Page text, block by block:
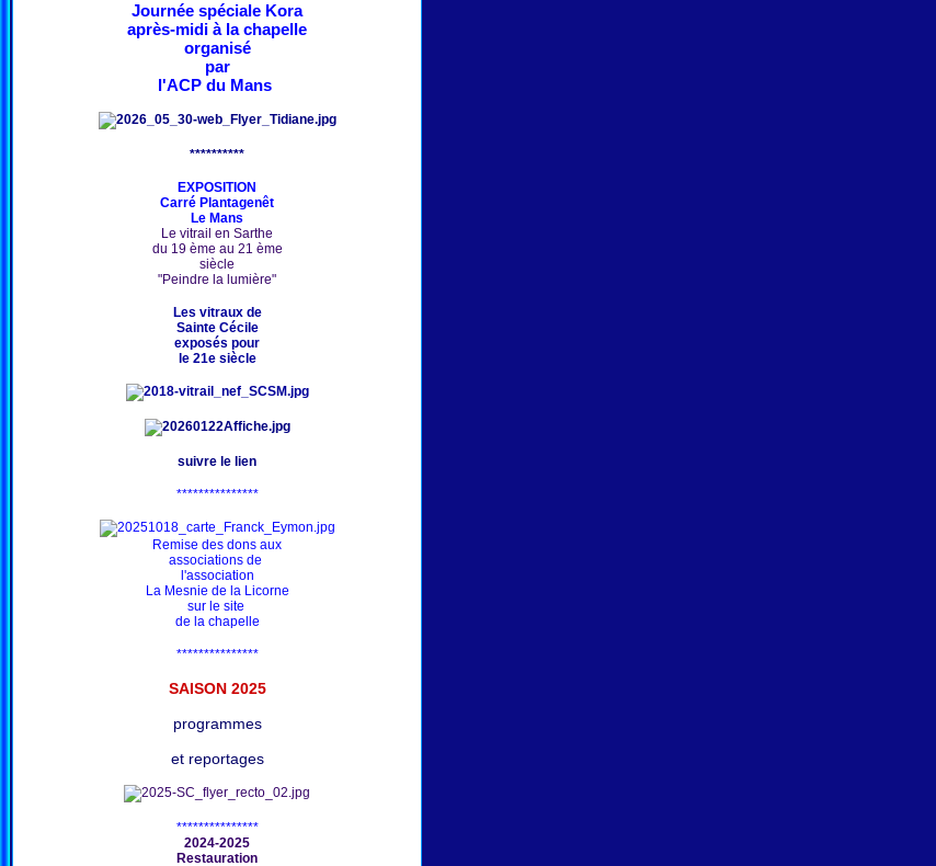
Journée spéciale Kora
après-midi à la chapelle
organisé
par
l'ACP du Mans
**********
EXPOSITION
Carré Plantagenêt
Le Mans
Le vitrail en Sarthe
du 19 ème au 21 ème
siècle
"Peindre la lumière"
Les vitraux de
Sainte Cécile
exposés pour
le 21e siècle
suivre le lien
***************
Remise des dons aux
associations de
l'association
La Mesnie de la Licorne
sur le site
de la chapelle
***************
SAISON 2025
programmes
et reportages
***************
2024-2025
Restauration